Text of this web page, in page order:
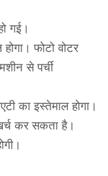
गई।
फोटो वोटर
से पर्ची
का इस्तेमाल होगा।
कर सकता है।